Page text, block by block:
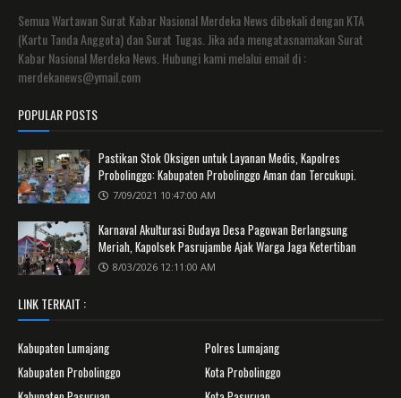
Semua Wartawan Surat Kabar Nasional Merdeka News dibekali dengan KTA
(Kartu Tanda Anggota) dan Surat Tugas. Jika ada mengatasnamakan Surat
Kabar Nasional Merdeka News. Hubungi kami melalui email di :
merdekanews@ymail.com
POPULAR POSTS
Pastikan Stok Oksigen untuk Layanan Medis, Kapolres
Probolinggo: Kabupaten Probolinggo Aman dan Tercukupi.
7/09/2021 10:47:00 AM
Karnaval Akulturasi Budaya Desa Pagowan Berlangsung
Meriah, Kapolsek Pasrujambe Ajak Warga Jaga Ketertiban
8/03/2026 12:11:00 AM
LINK TERKAIT :
Kabupaten Lumajang
Polres Lumajang
Kabupaten Probolinggo
Kota Probolinggo